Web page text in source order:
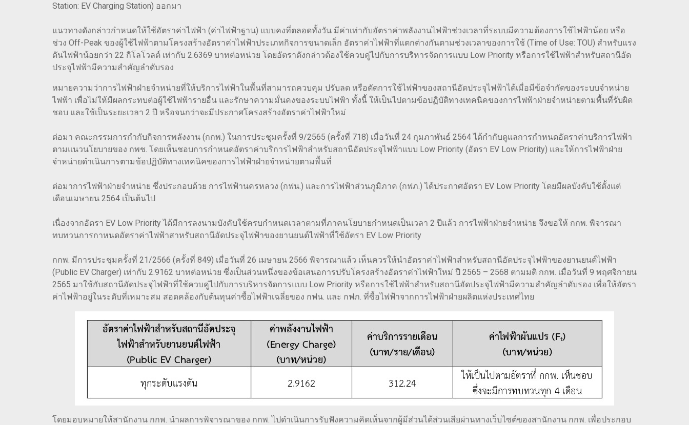
Station: EV Charging Station) ออกมา
แนวทางดังกล่าวกำหนดให้ใช้อัตราค่าไฟฟ้า (ค่าไฟฟ้าฐาน) แบบคงที่ตลอดทั้งวัน มีค่าเท่ากับอัตราค่าพลังงานไฟฟ้าช่วงเวลาที่ระบบมีความต้องการใช้ไฟฟ้าน้อย หรือ
ช่วง Off-Peak ของผู้ใช้ไฟฟ้าตามโครงสร้างอัตราค่าไฟฟ้าประเภทกิจการขนาดเล็ก อัตราค่าไฟฟ้าที่แตกต่างกันตามช่วงเวลาของการใช้ (Time of Use: TOU) สำหรับแรง
ดันไฟฟ้าน้อยกว่า 22 กิโลโวลต์ เท่ากับ 2.6369 บาทต่อหน่วย โดยอัตราดังกล่าวต้องใช้ควบคู่ไปกับการบริหารจัดการแบบ Low Priority หรือการใช้ไฟฟ้าสำหรับสถานีอัด
ประจุไฟฟ้ามีความสำคัญลำดับรอง
หมายความว่าการไฟฟ้าฝ่ายจำหน่ายที่ให้บริการไฟฟ้าในพื้นที่สามารถควบคุม ปรับลด หรือตัดการใช้ไฟฟ้าของสถานีอัดประจุไฟฟ้าได้เมื่อมีข้อจำกัดของระบบจำหน่าย
ไฟฟ้า เพื่อไม่ให้มีผลกระทบต่อผู้ใช้ไฟฟ้ารายอื่น และรักษาความมั่นคงของระบบไฟฟ้า ทั้งนี้ ให้เป็นไปตามข้อปฏิบัติทางเทคนิคของการไฟฟ้าฝ่ายจำหน่ายตามพื้นที่รับผิด
ชอบ และใช้เป็นระยะเวลา 2 ปี หรือจนกว่าจะมีประกาศโครงสร้างอัตราค่าไฟฟ้าใหม่
ต่อมา คณะกรรมการกำกับกิจการพลังงาน (กกพ.) ในการประชุมครั้งที่ 9/2565 (ครั้งที่ 718) เมื่อวันที่ 24 กุมภาพันธ์ 2564 ได้กำกับดูแลการกำหนดอัตราค่าบริการไฟฟ้า
ตามแนวนโยบายของ กพช. โดยเห็นชอบการกำหนดอัตราค่าบริการไฟฟ้าสำหรับสถานีอัดประจุไฟฟ้าแบบ Low Priority (อัตรา EV Low Priority) และให้การไฟฟ้าฝ่าย
จำหน่ายดำเนินการตามข้อปฏิบัติทางเทคนิคของการไฟฟ้าฝ่ายจำหน่ายตามพื้นที่
ต่อมาการไฟฟ้าฝ่ายจำหน่าย ซึ่งประกอบด้วย การไฟฟ้านครหลวง (กฟน.) และการไฟฟ้าส่วนภูมิภาค (กฟภ.) ได้ประกาศอัตรา EV Low Priority โดยมีผลบังคับใช้ตั้งแต่
เดือนเมษายน 2564 เป็นต้นไป
เนื่องจากอัตรา EV Low Priority ได้มีการลงนามบังคับใช้ครบกำหนดเวลาตามที่ภาคนโยบายกำหนดเป็นเวลา 2 ปีแล้ว การไฟฟ้าฝ่ายจำหน่าย จึงขอให้ กกพ. พิจารณา
ทบทวนการกาหนดอัตราค่าไฟฟ้าสาหรับสถานีอัดประจุไฟฟ้าของยานยนต์ไฟฟ้าที่ใช้อัตรา EV Low Priority
กกพ. มีการประชุมครั้งที่ 21/2566 (ครั้งที่ 849) เมื่อวันที่ 26 เมษายน 2566 พิจารณาแล้ว เห็นควรให้นำอัตราค่าไฟฟ้าสำหรับสถานีอัดประจุไฟฟ้าของยานยนต์ไฟฟ้า
(Public EV Charger) เท่ากับ 2.9162 บาทต่อหน่วย ซึ่งเป็นส่วนหนึ่งของข้อเสนอการปรับโครงสร้างอัตราค่าไฟฟ้าใหม่ ปี 2565 – 2568 ตามมติ กกพ. เมื่อวันที่ 9 พฤศจิกายน
2565 มาใช้กับสถานีอัดประจุไฟฟ้าที่ใช้ควบคู่ไปกับการบริหารจัดการแบบ Low Priority หรือการใช้ไฟฟ้าสำหรับสถานีอัดประจุไฟฟ้ามีความสำคัญลำดับรอง เพื่อให้อัตรา
ค่าไฟฟ้าอยู่ในระดับที่เหมาะสม สอดคล้องกับต้นทุนค่าซื้อไฟฟ้าเฉลี่ยของ กฟน. และ กฟภ. ที่ซื้อไฟฟ้าจากการไฟฟ้าฝ่ายผลิตแห่งประเทศไทย
โดยมอบหมายให้สานักงาน กกพ. นำผลการพิจารณาของ กกพ. ไปดำเนินการรับฟังความคิดเห็นจากผู้มีส่วนได้ส่วนเสียผ่านทางเว็บไซต์ของสานักงาน กกพ. เพื่อประกอบ